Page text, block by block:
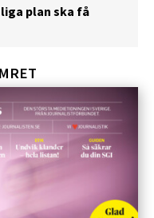
plan ska få